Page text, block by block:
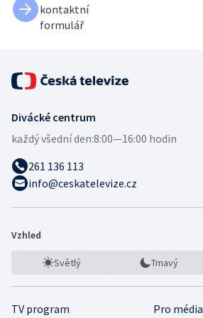
kontaktní
formulář
Divácké centrum
každý všední den:8:00—16:00 hodin
261 136 113
info@ceskatelevize.cz
Vzhled
Světlý Tmavý
TV program
Pro média